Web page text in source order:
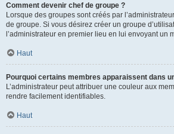
Comment devenir chef de groupe ?
Lorsque des groupes sont créés par
de groupe. Si vous désirez créer un groupe
l’administrateur en premier lieu en lui envoyant un
Haut
Pourquoi certains membres apparaissent dans
L’administrateur peut attribuer une couleur aux
rendre facilement identifiables.
Haut